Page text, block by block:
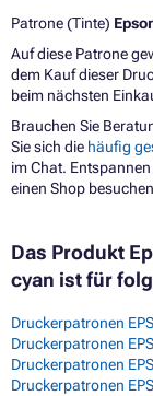
Patrone (Tinte)
Auf diese Patrone
dem Kauf dieser
beim nächsten
Brauchen Sie
Sie sich die häufig
im Chat.
einen Shop
Das Produkt
cyan ist für
Druckerpatronen
Druckerpatronen
Druckerpatronen
Druckerpatronen